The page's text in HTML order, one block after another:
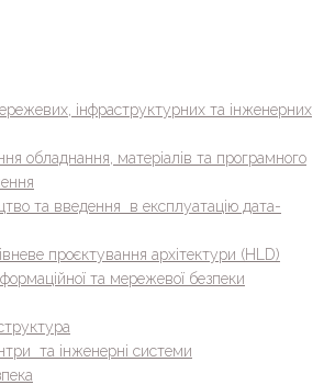
інфраструктурних та інженерних
обладнання, матеріалів та програмного
та введення в експлуатацію дата-
проєктування архітектури (HLD)
та мережевої безпеки
та інженерні системи